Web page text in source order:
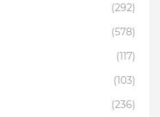
(292)
(578)
(117)
(103)
(236)